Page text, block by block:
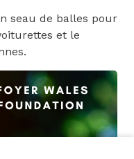
seau de balles pour
et le